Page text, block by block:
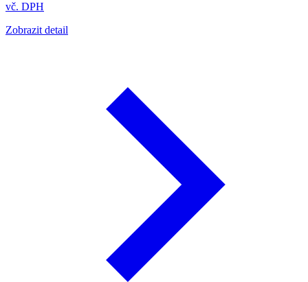
vč. DPH
Zobrazit detail